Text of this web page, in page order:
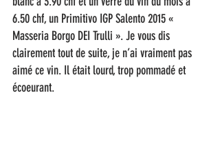
6.50 chf, un Primitivo IGP Salento 2015 «
Masseria Borgo DEI Trulli ». Je vous dis
clairement tout de suite, je n’ai vraiment pas
aimé ce vin. Il était lourd, trop pommadé et
écoeurant.